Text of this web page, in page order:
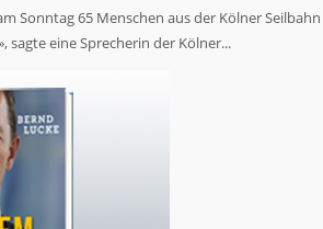
Sonntag 65 Menschen aus der Kölner
sagte eine Sprecherin der Kölner...